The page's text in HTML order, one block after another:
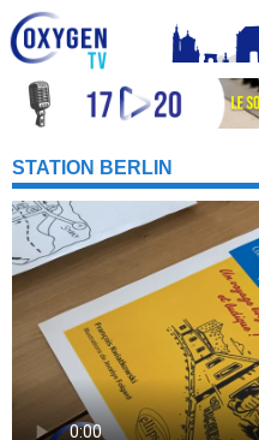
STATION BERLIN